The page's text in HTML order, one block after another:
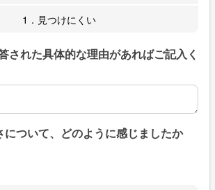
1．見つけにくい
された具体的な理由があればご記入く
された具体的な理由があればご記入くだ
について、どのように感じましたか